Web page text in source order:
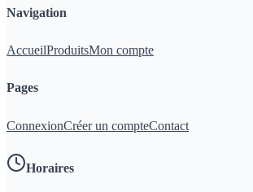
Navigation
AccueilProduitsMon compte
Pages
ConnexionCréer un compteContact
Horaires